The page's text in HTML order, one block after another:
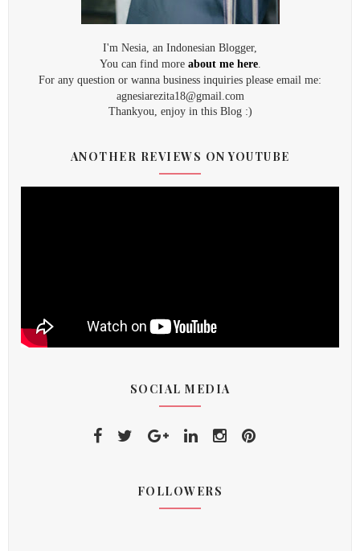
I'm Nesia, an Indonesian Blogger,
You can find more about me here.
For any question or wanna business inquiries please email me:
agnesiarezita18@gmail.com
Thankyou, enjoy in this Blog :)
ANOTHER REVIEWS ON YOUTUBE
SOCIAL MEDIA
FOLLOWERS